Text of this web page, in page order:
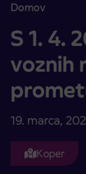
Domov
S 1. 4. 2024
S 1. 4.
voznih
19. marca,
Koper